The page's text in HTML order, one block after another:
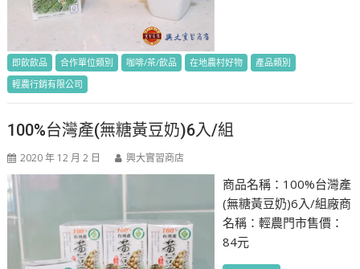
即飲飲品 合作單位類別 咖啡/茶/飲品 在地農村好物
產品類別
輕農行銷有限公司
100%台灣產(無糖黃豆奶)6入/組
2020 年 12 月 2 日 興大實習商店
商品名稱：100%台灣產
(無糖黃豆奶)6入/組廠商
名稱：輕農門市售價：
84元